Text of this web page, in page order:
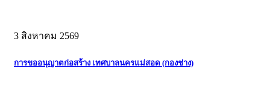
3 สิงหาคม 2569
การขออนุญาตก่อสร้าง เทศบาลนครแม่สอด (กองช่าง)